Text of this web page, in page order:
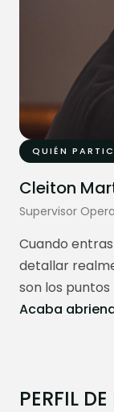
QUIÉN
Cleiton
Supervisor
Cuando
detallar
son los puntos
Acaba
PERFIL